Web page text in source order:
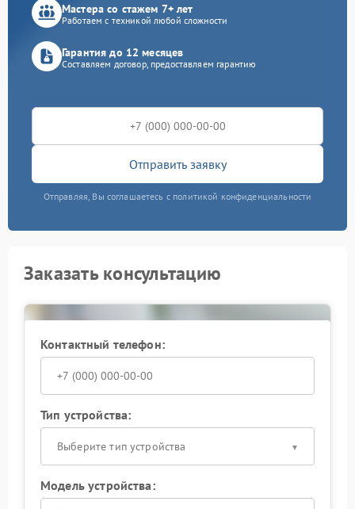
Мастера со стажем 7+ лет
Работаем с техникой любой сложности
Гарантия до 12 месяцев
Составляем договор, предоставляем гарантию
Отправить заявку
Отправляя, Вы соглашаетесь с политикой конфиденциальности
Заказать консультацию
Контактный телефон:
Тип устройства:
Выберите тип устройства
Модель устройства: